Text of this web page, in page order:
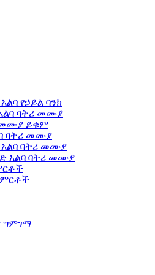
የኃይል ባንክ
ባትሪ መሙያ
መሙያ ይቁም
ባትሪ መሙያ
ባትሪ መሙያ
አልባ ባትሪ መሙያ
ምርቶች
ግምገማ